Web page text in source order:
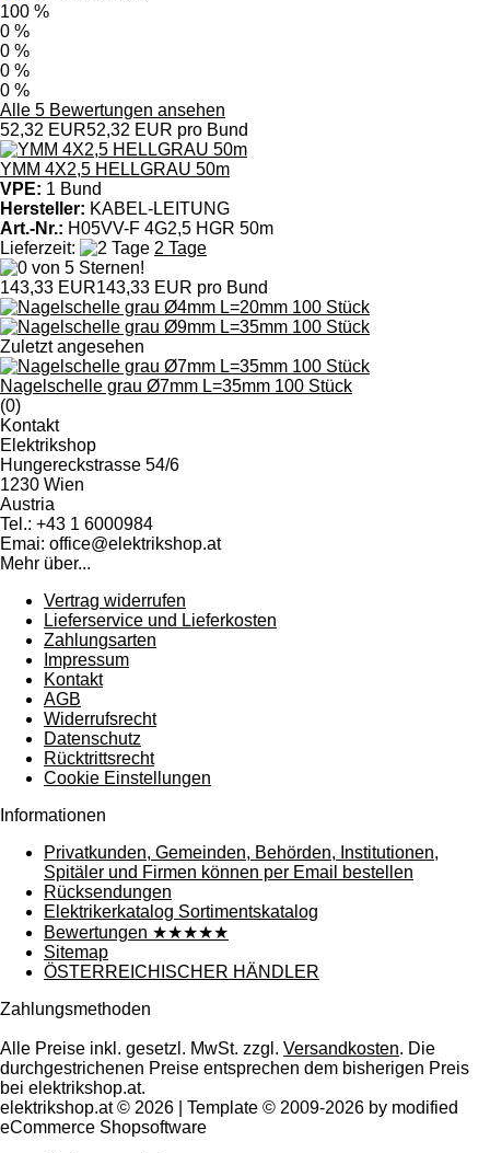
100 %
0 %
0 %
0 %
0 %
Alle 5 Bewertungen ansehen
52,32 EUR52,32 EUR pro Bund
YMM 4X2,5 HELLGRAU 50m
VPE: 1 Bund
Hersteller: KABEL-LEITUNG
Art.-Nr.: H05VV-F 4G2,5 HGR 50m
Lieferzeit:
2 Tage
143,33 EUR143,33 EUR pro Bund
Zuletzt angesehen
Nagelschelle grau Ø7mm L=35mm 100 Stück
(0)
Kontakt
Elektrikshop
Hungereckstrasse 54/6
1230 Wien
Austria
Tel.: +43 1 6000984
Emai: office@elektrikshop.at
Mehr über...
Vertrag widerrufen
Lieferservice und Lieferkosten
Zahlungsarten
Impressum
Kontakt
AGB
Widerrufsrecht
Datenschutz
Rücktrittsrecht
Cookie Einstellungen
Informationen
Privatkunden, Gemeinden, Behörden, Institutionen,
Spitäler und Firmen können per Email bestellen
Rücksendungen
Elektrikerkatalog Sortimentskatalog
Bewertungen ★★★★★
Sitemap
ÖSTERREICHISCHER HÄNDLER
Zahlungsmethoden
Alle Preise inkl. gesetzl. MwSt. zzgl. Versandkosten. Die
durchgestrichenen Preise entsprechen dem bisherigen Preis
bei elektrikshop.at.
elektrikshop.at © 2026 | Template © 2009-2026 by modified
eCommerce Shopsoftware